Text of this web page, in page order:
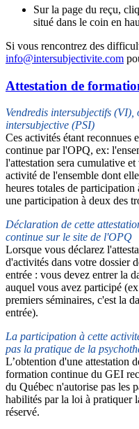
Sur la page du reçu,
situé dans le coin en
Si vous rencontrez des
info@intersubjectivite.com
Attestation de
Vendredis intersubjectifs (VI),
intersubjective (PSI)
Ces activités étant reconnues
continue par l'OPQ, ex:
l'attestation sera cumulative
activité de l'ensemble dont
heures totales de
une participation à deux des
Déclaration de cette
continue sur le site de l'OPQ
Lorsque vous déclarez
d'activités dans votre dossier
entrée : vous devez entrer la
auquel vous avez participé
premiers séminaires, c'est la
entrée).
La participation à cette
pas la pratique de la
L’obtention d'une attestation
formation continue du GEI
du Québec n'autorise pas les
habilités par la loi à pratiquer
réservé.